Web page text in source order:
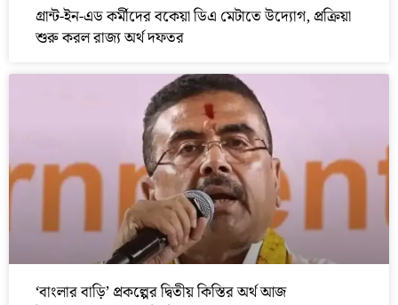
গ্রান্ট-ইন-এড কর্মীদের বকেয়া ডিএ মেটাতে উদ্যোগ, প্রক্রিয়া
শুরু করল রাজ্য অর্থ দফতর
‘বাংলার বাড়ি’ প্রকল্পের দ্বিতীয় কিস্তির অর্থ আজ